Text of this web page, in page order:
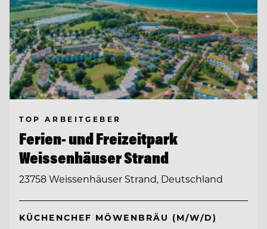
TOP ARBEITGEBER
Ferien- und Freizeitpark
Weissenhäuser Strand
23758 Weissenhäuser Strand, Deutschland
KÜCHENCHEF MÖWENBRÄU (M/W/D)